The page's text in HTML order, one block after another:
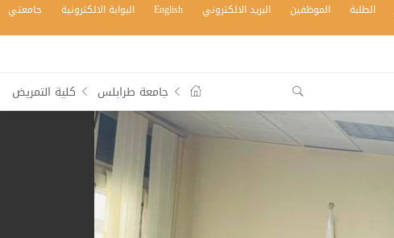
الطلبة الموظفين البريد الالكتروني English البوابة الالكترونية جامعتي
جامعة طرابلس كلية التمريض